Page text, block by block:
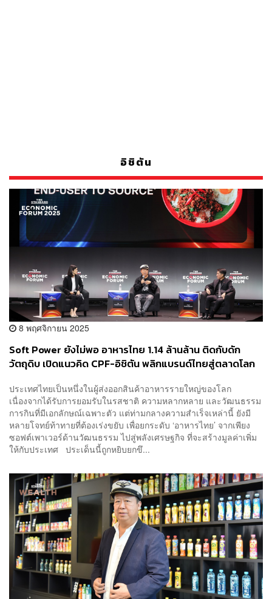
อิชิตัน
8 พฤศจิกายน 2025
Soft Power ยังไม่พอ อาหารไทย 1.14 ล้านล้าน ติดกับดัก
วัตถุดิบ เปิดแนวคิด CPF-อิชิตัน พลิกแบรนด์ไทยสู่ตลาดโลก
ประเทศไทยเป็นหนึ่งในผู้ส่งออกสินค้าอาหารรายใหญ่ของโลก
เนื่องจากได้รับการยอมรับในรสชาติ ความหลากหลาย และวัฒนธรรม
การกินที่มีเอกลักษณ์เฉพาะตัว แต่ท่ามกลางความสำเร็จเหล่านี้ ยังมี
หลายโจทย์ท้าทายที่ต้องเร่งขยับ เพื่อยกระดับ ‘อาหารไทย’ จากเพียง
ซอฟต์เพาเวอร์ด้านวัฒนธรรม ไปสู่พลังเศรษฐกิจ ที่จะสร้างมูลค่าเพิ่ม
ให้กับประเทศ ประเด็นนี้ถูกหยิบยกขึ...